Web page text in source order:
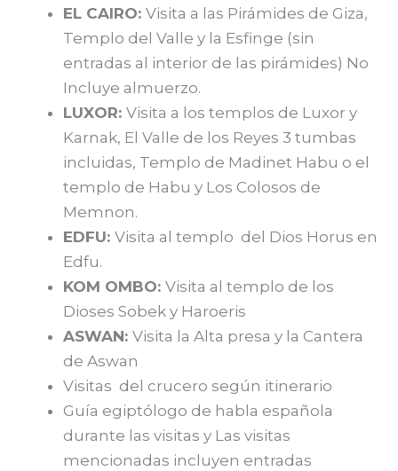
EL CAIRO: Visita a las Pirámides de Giza,
Templo del Valle y la Esfinge (sin
entradas al interior de las pirámides) No
Incluye almuerzo.
LUXOR: Visita a los templos de Luxor y
Karnak, El Valle de los Reyes 3 tumbas
incluidas, Templo de Madinet Habu o el
templo de Habu y Los Colosos de
Memnon.
EDFU: Visita al templo del Dios Horus en
Edfu.
KOM OMBO: Visita al templo de los
Dioses Sobek y Haroeris
ASWAN: Visita la Alta presa y la Cantera
de Aswan
Visitas del crucero según itinerario
Guía egiptólogo de habla española
durante las visitas y Las visitas
mencionadas incluyen entradas